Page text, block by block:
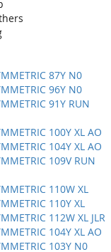
87Y N0
96Y N0
91Y RUN
100Y XL AO
104Y XL AO
109V RUN
110W XL
110Y XL
112W XL JLR
104Y XL AO
103Y N0